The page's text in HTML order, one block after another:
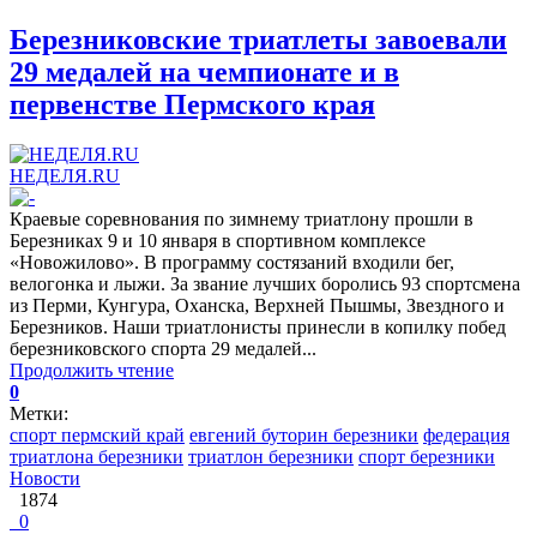
Березниковские триатлеты завоевали
29 медалей на чемпионате и в
первенстве Пермского края
НЕДЕЛЯ.RU
Краевые соревнования по зимнему триатлону прошли в
Березниках 9 и 10 января в спортивном комплексе
«Новожилово». В программу состязаний входили бег,
велогонка и лыжи. За звание лучших боролись 93 спортсмена
из Перми, Кунгура, Оханска, Верхней Пышмы, Звездного и
Березников. Наши триатлонисты принесли в копилку побед
березниковского спорта 29 медалей...
Продолжить чтение
0
Метки:
спорт пермский край евгений буторин березники федерация
триатлона березники триатлон березники спорт березники
Новости
1874
0